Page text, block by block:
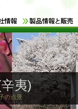
夷)
の点景